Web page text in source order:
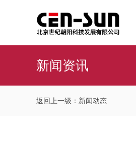
新闻资讯
返回上一级：新闻动态